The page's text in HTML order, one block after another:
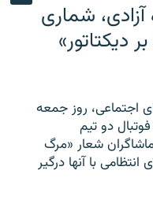
شماری
دیکتاتور»
اجتماعی، روز جمعه
دو تیم
شعار «مرگ
با آنها درگیر